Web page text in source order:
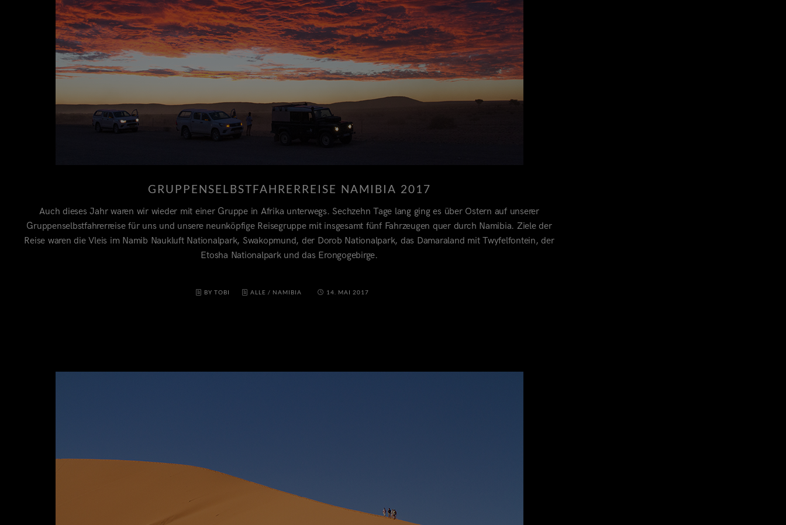
GRUPPENSELBSTFAHRERREISE NAMIBIA 2017
Auch dieses Jahr waren wir wieder mit einer Gruppe in Afrika unterwegs. Sechzehn Tage lang ging es über Ostern auf unserer
Gruppenselbstfahrerreise für uns und unsere neunköpfige Reisegruppe mit insgesamt fünf Fahrzeugen quer durch Namibia. Ziele der
Reise waren die Vleis im Namib Naukluft Nationalpark, Swakopmund, der Dorob Nationalpark, das Damaraland mit Twyfelfontein, der
Etosha Nationalpark und das Erongogebirge.
BY TOBI ALLE / NAMIBIA 14. MAI 2017